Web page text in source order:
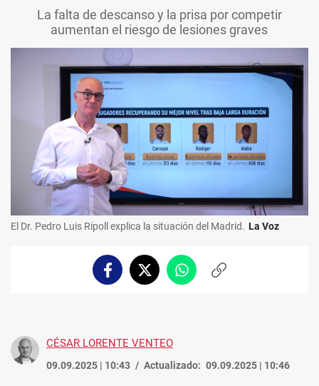
La falta de descanso y la prisa por competir
aumentan el riesgo de lesiones graves
El Dr. Pedro Luis Ripoll explica la situación del Madrid. La Voz
FacebookTwitterWhatsappCopiar
CÉSAR LORENTE VENTEO
09.09.2025 | 10:43 Actualizado: 09.09.2025 | 10:46